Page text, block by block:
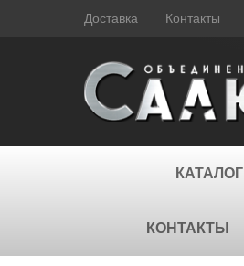
Доставка Контакты
КАТАЛОГ
КОНТАКТЫ